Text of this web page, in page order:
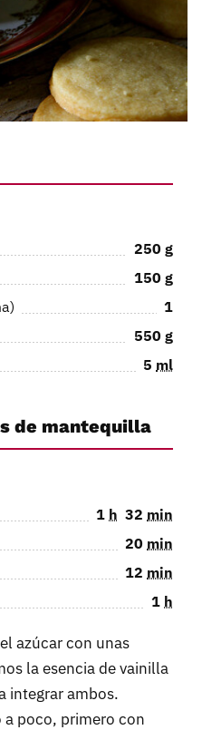
250 g
150 g
1
550 g
5 ml
de mantequilla
1 h 32 min
20 min
12 min
1 h
azúcar con unas
la esencia de vainilla
integrar ambos.
poco, primero con